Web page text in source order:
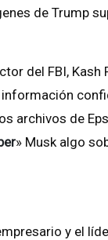
de Trump
del FBI,
archivos de
» Musk algo
y el